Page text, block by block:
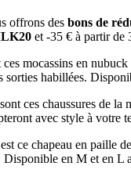
offrons des bons de
et -35 € à partir de
mocassins en
sorties habillées.
ces chaussures de
avec style à
ce chapeau en paille
Disponible en M et en L